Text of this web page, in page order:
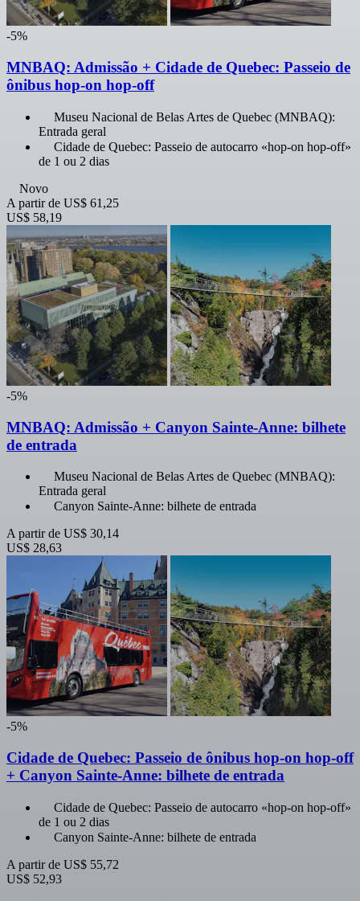
-5%
MNBAQ: Admissão + Cidade de Quebec: Passeio de
ônibus hop-on hop-off
Museu Nacional de Belas Artes de Quebec (MNBAQ):
Entrada geral
Cidade de Quebec: Passeio de autocarro «hop-on hop-off»
de 1 ou 2 dias
Novo
A partir de US$ 61,25
US$ 58,19
-5%
MNBAQ: Admissão + Canyon Sainte-Anne: bilhete
de entrada
Museu Nacional de Belas Artes de Quebec (MNBAQ):
Entrada geral
Canyon Sainte-Anne: bilhete de entrada
A partir de US$ 30,14
US$ 28,63
-5%
Cidade de Quebec: Passeio de ônibus hop-on hop-off
+ Canyon Sainte-Anne: bilhete de entrada
Cidade de Quebec: Passeio de autocarro «hop-on hop-off»
de 1 ou 2 dias
Canyon Sainte-Anne: bilhete de entrada
A partir de US$ 55,72
US$ 52,93